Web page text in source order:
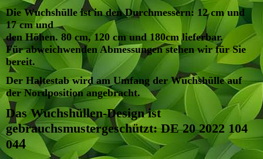
Die Wuchshülle ist in den Durchmessern: 12 cm und
17 cm und
den Höhen. 80 cm, 120 cm und 180cm lieferbar.
Für abweichwenden Abmessungen stehen wir für Sie
bereit.
Der Haltestab wird am Umfang der Wuchshülle auf
der Nordposition angebracht.
Das Wuchshüllen-Design ist
gebrauchsmustergeschützt: DE 20 2022 104
044